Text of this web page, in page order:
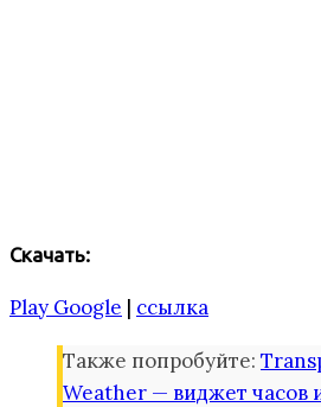
Скачать:
Play Google | ссылка
Также попробуйте:
Weather — виджет часов